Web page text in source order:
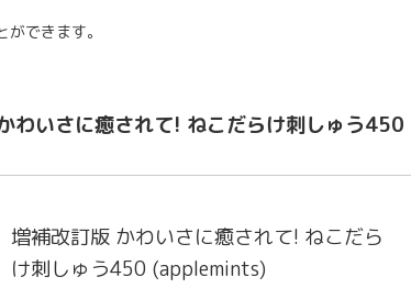
できます。
わいさに癒されて! ねこだらけ刺しゅう450
増補改訂版 かわいさに癒されて! ねこだら
け刺しゅう450 (applemints)